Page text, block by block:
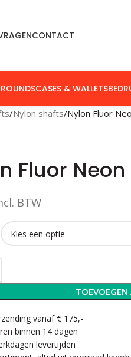
CONTACT
CASES & WALLETS
Nylon shafts Nylon Fluor
Fluor
BTW
vanaf € 175,-
binnen 14 dagen
levertijden